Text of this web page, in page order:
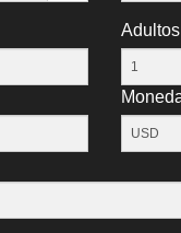
Adultos